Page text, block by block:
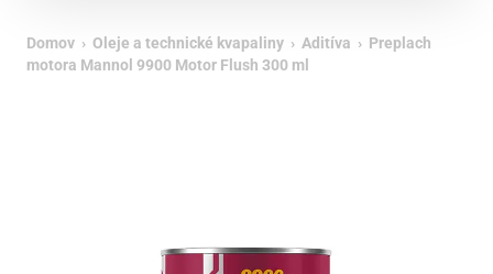
Domov › Oleje a technické kvapaliny › Aditíva › Preplach
motora Mannol 9900 Motor Flush 300 ml